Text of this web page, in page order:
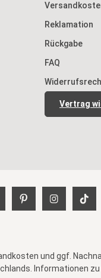
Reklamation
Rückgabe
FAQ
Vertrag
und ggf.
Informationen